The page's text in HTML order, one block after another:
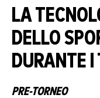
LA
DELLO
DURANTE I
PRE-TORNEO